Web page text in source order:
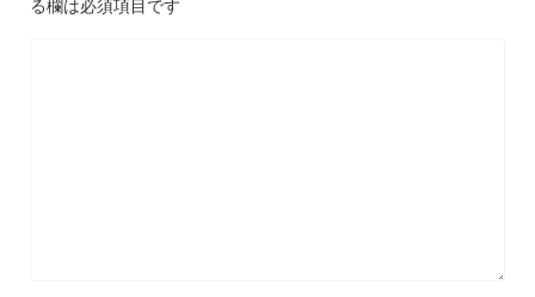
る欄は必須項目です